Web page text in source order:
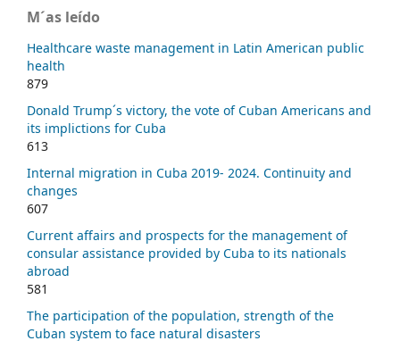
M´as leído
Healthcare waste management in Latin American public
health
879
Donald Trump´s victory, the vote of Cuban Americans and
its implictions for Cuba
613
Internal migration in Cuba 2019- 2024. Continuity and
changes
607
Current affairs and prospects for the management of
consular assistance provided by Cuba to its nationals
abroad
581
The participation of the population, strength of the
Cuban system to face natural disasters